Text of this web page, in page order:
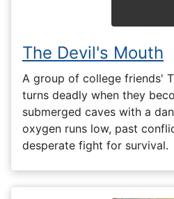
The Devil's Mouth
A group of college friends'
turns deadly when they
submerged caves with a
oxygen runs low, past
desperate fight for survival.